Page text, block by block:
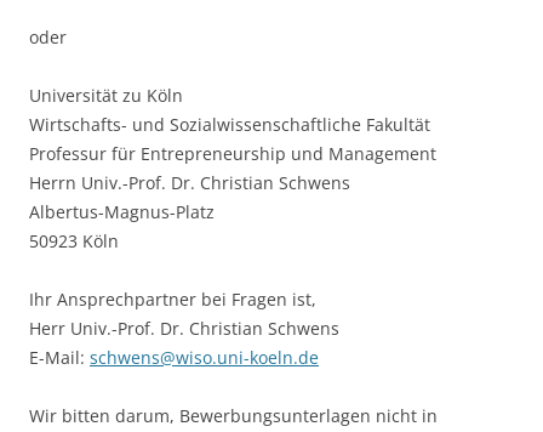
oder
Universität zu Köln
Wirtschafts- und Sozialwissenschaftliche Fakultät
Professur für Entrepreneurship und Management
Herrn Univ.-Prof. Dr. Christian Schwens
Albertus-Magnus-Platz
50923 Köln
Ihr Ansprechpartner bei Fragen ist,
Herr Univ.-Prof. Dr. Christian Schwens
E-Mail: schwens@wiso.uni-koeln.de
Wir bitten darum, Bewerbungsunterlagen nicht in